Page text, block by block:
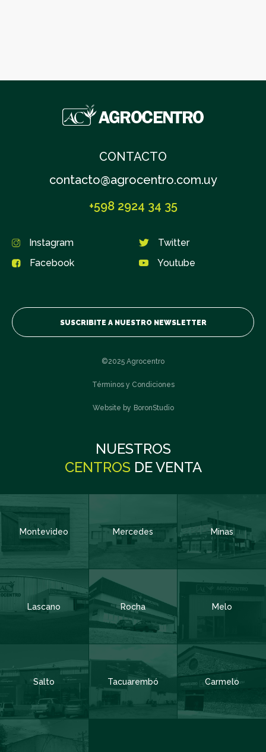
NUESTROS
CENTROSDE VENTA
CONTACTO
contacto@agrocentro.com.uy
+598 2924 34 35
Instagram
Twitter
Facebook
Youtube
SUSCRIBITE A NUESTRO NEWSLETTER
©2025 Agrocentro
Términos y Condiciones
Website by BoronStudio
Código de Área: Obligatorio
Teléfono
Departamento
Montevideo Mercedes Minas
Lascano Rocha Melo
Salto Tacuarembó Carmelo